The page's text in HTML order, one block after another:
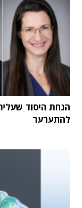
הנחת היסוד
להתערער